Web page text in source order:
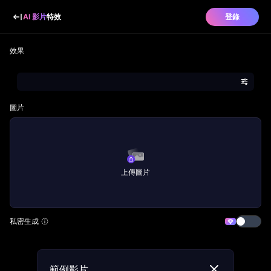
AI 影片特效 登錄
效果
圖片
上傳圖片
私密生成